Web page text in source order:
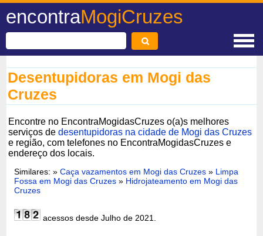
encontraMogiCruzes
Desentupidoras em Mogi das
Cruzes
Encontre no EncontraMogidasCruzes o(a)s melhores
serviços dedesentupidoras na cidade de Mogi das Cruzes
e região, com telefones no EncontraMogidasCruzes e
endereço dos locais.
Similares: »Caça vazamentos em Mogi das Cruzes » Limpa
Fossa em Mogi das Cruzes » Hidrojateamento em Mogi das
Cruzes
acessos desde Julho de 2021.